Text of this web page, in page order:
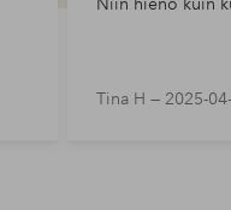
Tina H — 2025-